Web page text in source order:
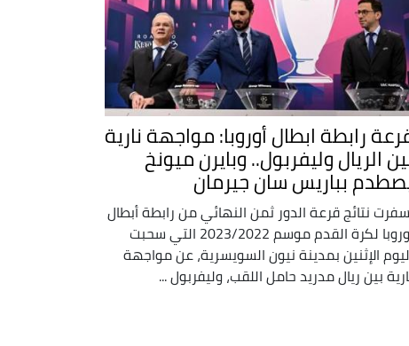
رابطة ابطال أوروبا: مواجهة نارية
الريال وليفربول.. وبايرن ميونخ
بباريس سان جيرمان
نتائج قرعة الدور ثمن النهائي من رابطة أبطال
أوروبا لكرة القدم موسم 2023/2022 التي سحبت
الإثنين بمدينة نيون السويسرية، عن مواجهة
بين ريال مدريد حامل اللقب، وليفربول ...